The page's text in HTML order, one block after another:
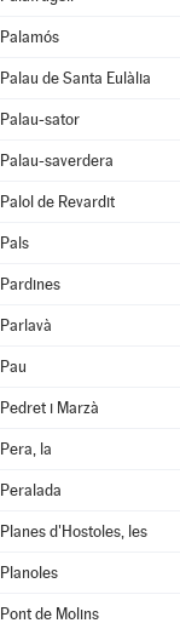
Palamós
Palau de Santa Eulàlia
Palau-sator
Palau-saverdera
Palol de Revardit
Pals
Pardines
Parlavà
Pau
Pedret i Marzà
Pera, la
Peralada
Planes d'Hostoles, les
Planoles
Pont de Molins